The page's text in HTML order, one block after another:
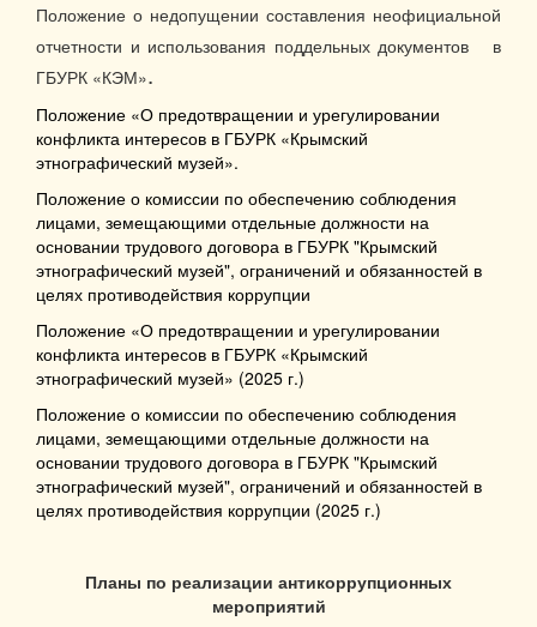
Положение о недопущении составления неофициальной
отчетности и использования поддельных документов
в
ГБУРК «КЭМ».
Положение «О предотвращении и урегулировании
конфликта интересов в ГБУРК «Крымский
этнографический музей».
Положение о комиссии по обеспечению соблюдения
лицами, земещающими отдельные должности на
основании трудового договора в ГБУРК "Крымский
этнографический музей", ограничений и обязанностей в
целях противодействия коррупции
Положение «О предотвращении и урегулировании
конфликта интересов в ГБУРК «Крымский
этнографический музей» (2025 г.)
Положение о комиссии по обеспечению соблюдения
лицами, земещающими отдельные должности на
основании трудового договора в ГБУРК "Крымский
этнографический музей", ограничений и обязанностей в
целях противодействия коррупции (2025 г.)
Планы по реализации антикоррупционных
мероприятий